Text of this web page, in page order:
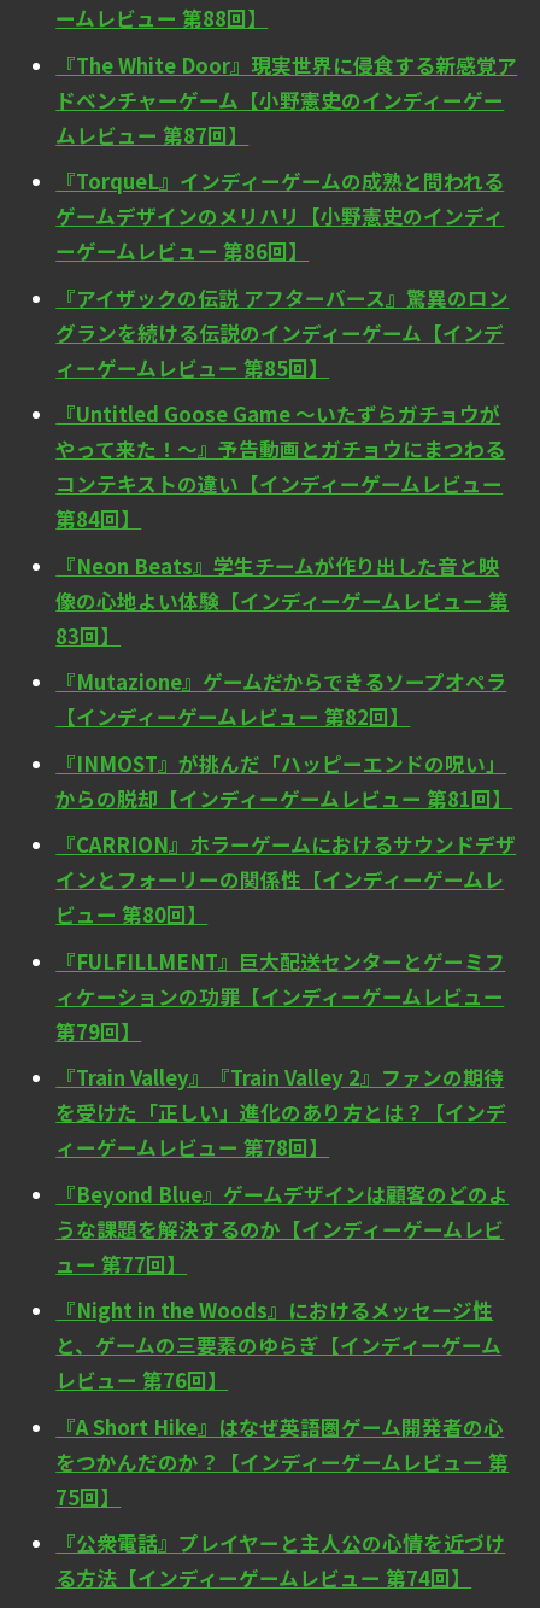
ームレビュー 第88回】
『The White Door』現実世界に侵食する新感覚ア
ドベンチャーゲーム【小野憲史のインディーゲー
ムレビュー 第87回】
『TorqueL』インディーゲームの成熟と問われる
ゲームデザインのメリハリ【小野憲史のインディ
ーゲームレビュー 第86回】
『アイザックの伝説 アフターバース』驚異のロン
グランを続ける伝説のインディーゲーム【インデ
ィーゲームレビュー 第85回】
『Untitled Goose Game ～いたずらガチョウが
やって来た！～』予告動画とガチョウにまつわる
コンテキストの違い【インディーゲームレビュー
第84回】
『Neon Beats』学生チームが作り出した音と映
像の心地よい体験【インディーゲームレビュー 第
83回】
『Mutazione』ゲームだからできるソープオペラ
【インディーゲームレビュー 第82回】
『INMOST』が挑んだ「ハッピーエンドの呪い」
からの脱却【インディーゲームレビュー 第81回】
『CARRION』ホラーゲームにおけるサウンドデザ
インとフォーリーの関係性【インディーゲームレ
ビュー 第80回】
『FULFILLMENT』巨大配送センターとゲーミフ
ィケーションの功罪【インディーゲームレビュー
第79回】
『Train Valley』『Train Valley 2』ファンの期待
を受けた「正しい」進化のあり方とは？【インデ
ィーゲームレビュー 第78回】
『Beyond Blue』ゲームデザインは顧客のどのよ
うな課題を解決するのか【インディーゲームレビ
ュー 第77回】
『Night in the Woods』におけるメッセージ性
と、ゲームの三要素のゆらぎ【インディーゲーム
レビュー 第76回】
『A Short Hike』はなぜ英語圏ゲーム開発者の心
をつかんだのか？【インディーゲームレビュー 第
75回】
『公衆電話』プレイヤーと主人公の心情を近づけ
る方法【インディーゲームレビュー 第74回】